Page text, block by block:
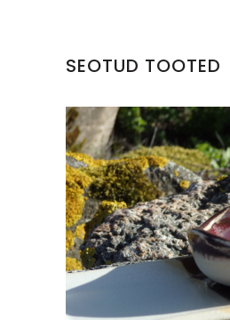
SEOTUD TOOTED
SUSHI
€18.00